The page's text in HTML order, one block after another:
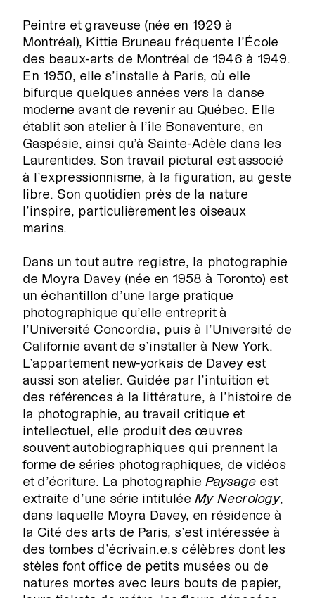
RECHERCHE

Peintre et graveuse (née en 1929 à
Montréal), Kittie Bruneau fréquente l’École
des beaux-arts de Montréal de 1946 à 1949.
En 1950, elle s’installe à Paris, où elle
bifurque quelques années vers la danse
moderne avant de revenir au Québec. Elle
établit son atelier à l’île Bonaventure, en
Gaspésie, ainsi qu’à Sainte-Adèle dans les
Laurentides. Son travail pictural est associé
à l’expressionnisme, à la figuration, au geste
libre. Son quotidien près de la nature
l’inspire, particulièrement les oiseaux
marins.
Dans un tout autre registre, la photographie
de Moyra Davey (née en 1958 à Toronto) est
un échantillon d’une large pratique
photographique qu’elle entreprit à
l’Université Concordia, puis à l’Université de
Californie avant de s’installer à New York.
L’appartement new-yorkais de Davey est
aussi son atelier. Guidée par l’intuition et
des références à la littérature, à l’histoire de
la photographie, au travail critique et
intellectuel, elle produit des œuvres
souvent autobiographiques qui prennent la
forme de séries photographiques, de vidéos
et d’écriture. La photographiePaysage est
extraite d’une série intituléeMy Necrology,
dans laquelle Moyra Davey, en résidence à
la Cité des arts de Paris, s’est intéressée à
des tombes d’écrivain.e.s célèbres dont les
stèles font office de petits musées ou de
natures mortes avec leurs bouts de papier,